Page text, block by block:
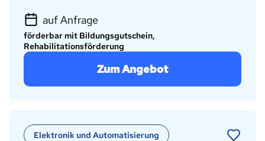
auf Anfrage
förderbar mit Bildungsgutschein,
Rehabilitationsförderung
Zum Angebot
Elektronik und Automatisierung